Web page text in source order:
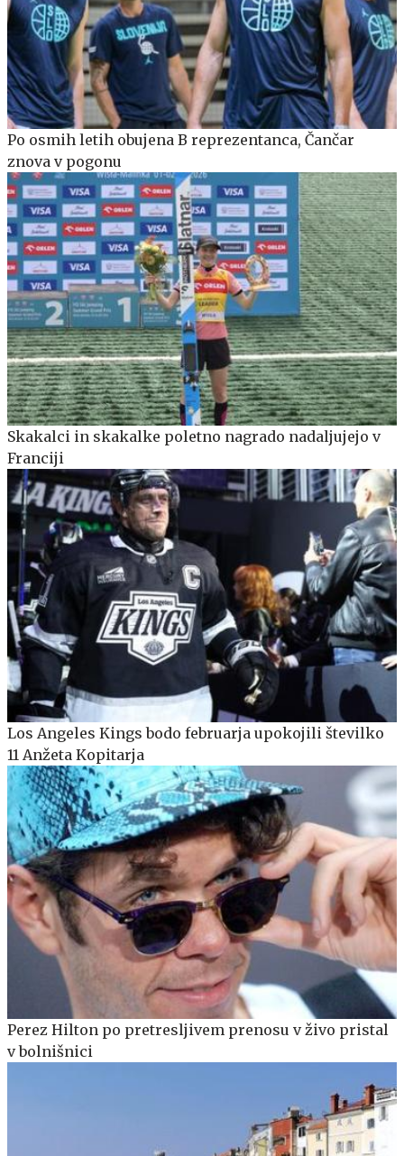
Po osmih letih obujena B reprezentanca, Čančar
znova v pogonu
Skakalci in skakalke poletno nagrado nadaljujejo v
Franciji
Los Angeles Kings bodo februarja upokojili številko
11 Anžeta Kopitarja
Perez Hilton po pretresljivem prenosu v živo pristal
v bolnišnici